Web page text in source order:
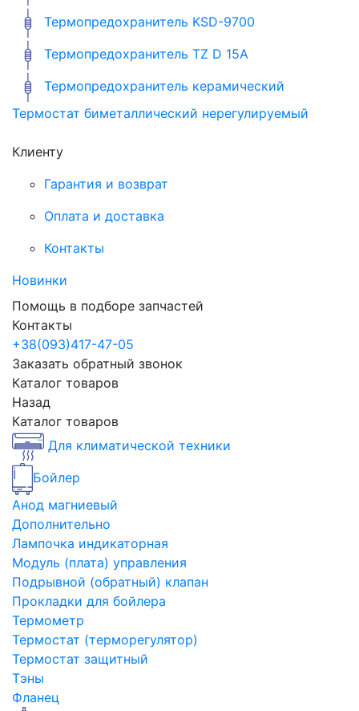
Термопредохранитель KSD-9700
Термопредохранитель TZ D 15A
Термопредохранитель керамический
Термостат биметаллический нерегулируемый
Клиенту
Гарантия и возврат
Оплата и доставка
Контакты
Новинки
Помощь в подборе запчастей
Контакты
+38(093)417-47-05
Заказать обратный звонок
Каталог товаров
Назад
Каталог товаров
Для климатической техники
Бойлер
Анод магниевый
Дополнительно
Лампочка индикаторная
Модуль (плата) управления
Подрывной (обратный) клапан
Прокладки для бойлера
Термометр
Термостат (терморегулятор)
Термостат защитный
Тэны
Фланец